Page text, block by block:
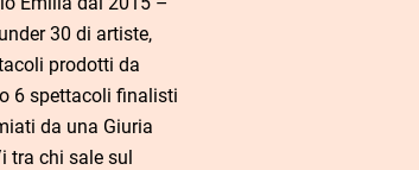
30 di artiste,
prodotti da
6 spettacoli finalisti
da una Giuria
tra chi sale sul